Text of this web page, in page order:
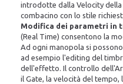
introdotte dalla Velocity
combacino con lo stile
Modifica dei parametri in
(Real Time) consentono la
Ad ogni manopola si
ad esempio l'editing del
dell'effetto. Il controllo
il Gate, la velocità del